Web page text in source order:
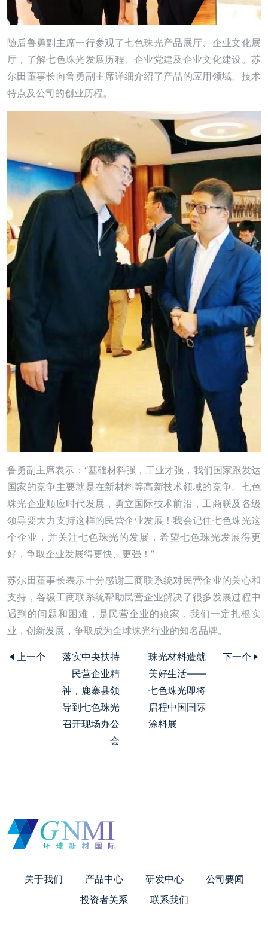
随后鲁勇副主席一行参观了七色珠光产品展厅、企业文化展
厅，了解七色珠光发展历程、企业党建及企业文化建设。苏
尔田董事长向鲁勇副主席详细介绍了产品的应用领域、技术
特点及公司的创业历程。
鲁勇副主席表示：“基础材料强，工业才强，我们国家跟发达
国家的竞争主要就是在新材料等高新技术领域的竞争。七色
珠光企业顺应时代发展，勇立国际技术前沿，工商联及各级
领导要大力支持这样的民营企业发展！我会记住七色珠光这
个企业，并关注七色珠光的发展，希望七色珠光发展得更
好，争取企业发展得更快、更强！”
苏尔田董事长表示十分感谢工商联系统对民营企业的关心和
支持，各级工商联系统帮助民营企业解决了很多发展过程中
遇到的问题和困难，是民营企业的娘家，我们一定扎根实
业，创新发展，争取成为全球珠光行业的知名品牌。
上一个
落实中央扶持
民营企业精
神，鹿寨县领
导到七色珠光
召开现场办公
会
珠光材料造就
美好生活——
七色珠光即将
启程中国国际
涂料展
下一个
关于我们 产品中心 研发中心
公司要闻
投资者关系
联系我们